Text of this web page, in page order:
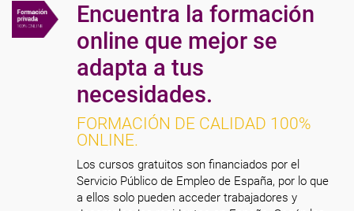
Encuentra la formación
online que mejor se
adapta a tus
necesidades.
FORMACIÓN DE CALIDAD 100%
ONLINE.
Los cursos gratuitos son financiados por el
Servicio Público de Empleo de España, por lo que
a ellos solo pueden acceder trabajadores y